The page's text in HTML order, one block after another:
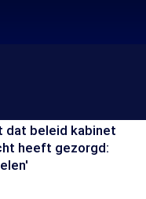
dat beleid kabinet
heeft gezorgd: